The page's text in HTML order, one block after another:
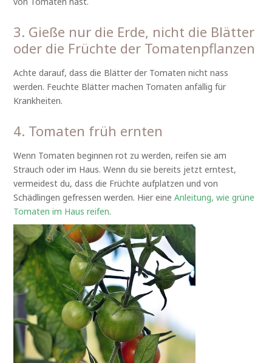
3. Gieße nur die Erde, nicht die Blätter
oder die Früchte der Tomatenpflanzen
Achte darauf, dass die Blätter der Tomaten nicht nass
werden. Feuchte Blätter machen Tomaten anfällig für
Krankheiten.
4. Tomaten früh ernten
Wenn Tomaten beginnen rot zu werden, reifen sie am
Strauch oder im Haus. Wenn du sie bereits jetzt erntest,
vermeidest du, dass die Früchte aufplatzen und von
Schädlingen gefressen werden. Hier eineAnleitung, wie grüne
Tomaten im Haus reifen.